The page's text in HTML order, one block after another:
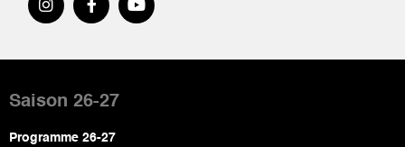
de
page
Saison 26-27
Programme 26-27